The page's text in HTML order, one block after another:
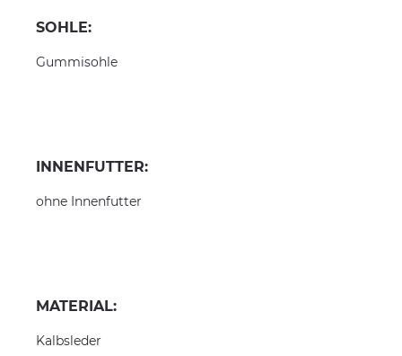
SOHLE:
Gummisohle
INNENFUTTER:
ohne Innenfutter
MATERIAL:
Kalbsleder